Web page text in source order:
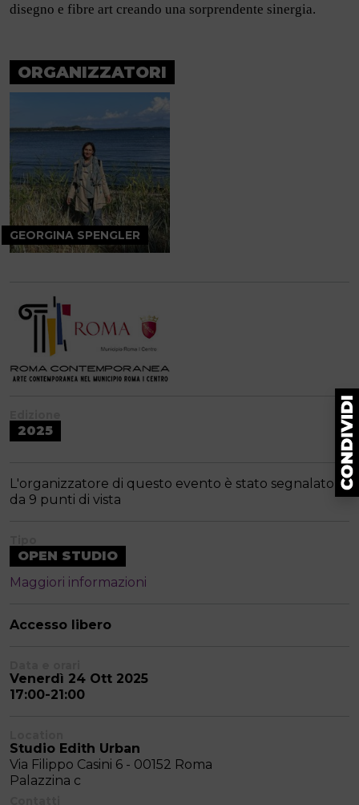
disegno e fibre art creando una sorprendente sinergia.
ORGANIZZATORI
GEORGINA SPENGLER
2025
L'organizzatore di questo evento è stato segnalato
da 9 punti di vista
OPEN STUDIO
Maggiori informazioni
Accesso libero
Venerdì 24 Ott 2025
17:00-21:00
Studio Edith Urban
Via Filippo Casini 6 - 00152 Roma
Palazzina c